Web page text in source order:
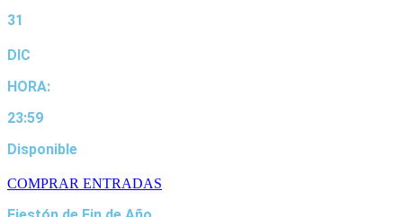
31
DIC
HORA:
23:59
Disponible
COMPRAR ENTRADAS